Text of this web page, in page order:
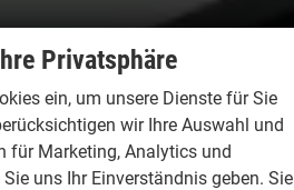
Privatsphäre
ein, um unsere Dienste für Sie
wir Ihre Auswahl und
für Marketing, Analytics und
uns Ihr Einverständnis geben. Sie